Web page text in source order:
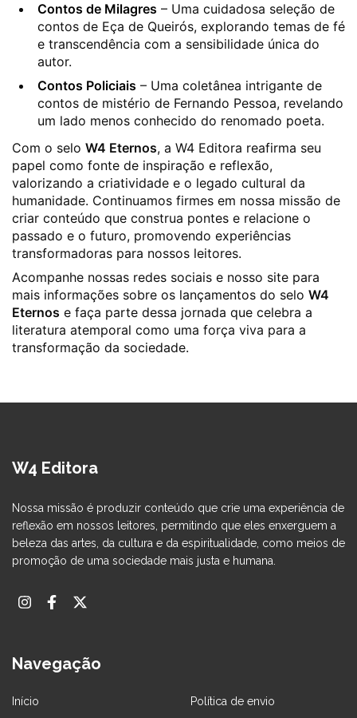
Contos de Milagres – Uma cuidadosa seleção de
contos de Eça de Queirós, explorando temas de fé
e transcendência com a sensibilidade única do
autor.
Contos Policiais – Uma coletânea intrigante de
contos de mistério de Fernando Pessoa, revelando
um lado menos conhecido do renomado poeta.
Com o selo W4 Eternos, a W4 Editora reafirma seu
papel como fonte de inspiração e reflexão,
valorizando a criatividade e o legado cultural da
humanidade. Continuamos firmes em nossa missão de
criar conteúdo que construa pontes e relacione o
passado e o futuro, promovendo experiências
transformadoras para nossos leitores.
Acompanhe nossas redes sociais e nosso site para
mais informações sobre os lançamentos do selo W4
Eternos e faça parte dessa jornada que celebra a
literatura atemporal como uma força viva para a
transformação da sociedade.
W4 Editora
Nossa missão é produzir conteúdo que crie uma experiência de
reflexão em nossos leitores, permitindo que eles enxerguem a
beleza das artes, da cultura e da espiritualidade, como meios de
promoção de uma sociedade mais justa e humana.
Navegação
Início Política de envio